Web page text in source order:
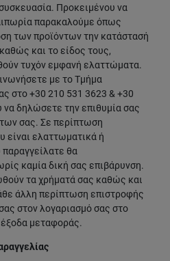
Προκειμένου να
παρακαλούμε όπως
των προϊόντων την κατάστασή
και το είδος τους,
τυχόν εμφανή ελαττώματα.
με το Τμήμα
στο +30 210 531 3623 & +30
δηλώσετε την επιθυμία σας
σας. Σε περίπτωση
είναι ελαττωματικά ή
θα
καμία δική σας επιβάρυνση.
τα χρήματά σας καθώς και
άλλη περίπτωση επιστροφής
στον λογαριασμό σας στο
μεταφοράς.